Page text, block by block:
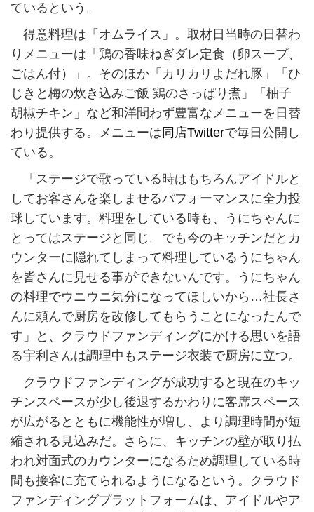
ているという。
得意料理は「オムライス」。取材日当時の日替わ
りメニューは「鶏の香味ねぎダレ定食（卵スープ、
ごはん付）」。そのほか「カリカリよだれ豚」「ひ
じきと梅の炊き込みご飯 鶏のさっぱり煮」「柚子
胡椒チキン」など和洋問わず豊富なメニューを日替
わり提供する。メニューは 同店Twitterで毎日公開し
ている。
「ステージで歌っている時はもちろんアイドルと
してお客さんを楽しませるパフォーマンスに全力投
球しています。料理をしている時も、うにちゃんに
とってはステージと同じ。でも今のキッチンだとカ
ウンターに隠れてしまって料理しているうにちゃん
を皆さんに見せる事ができないんです。うにちゃん
の料理でウニウニ気分になってほしいから…社長さ
んに頼んで厨房を改修してもらうことになったんで
す」と、クラウドファンディングにかける思いを語
る宇利さんは調理中もステージ衣装で厨房に立つ。
クラウドファンディングが成功すると現在のキッ
チンスペースが少し後退するかわりに客席スペース
が広がるとともに機能性が増し、より調理時間が短
縮される見込みだ。さらに、キッチンの壁が取り払
われ対面式のカウンターになるため調理している時
間も接客に充てられるようになるという。クラウド
ファンディングプラットフォームは、アイドルやア